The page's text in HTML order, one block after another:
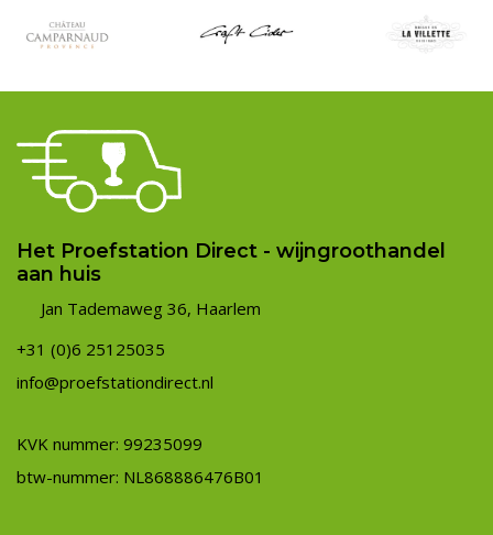
Het Proefstation Direct - wijngroothandel
aan huis
Jan Tademaweg 36, Haarlem
+31 (0)6 25125035
info@proefstationdirect.nl
KVK nummer: 99235099
btw-nummer: NL868886476B01